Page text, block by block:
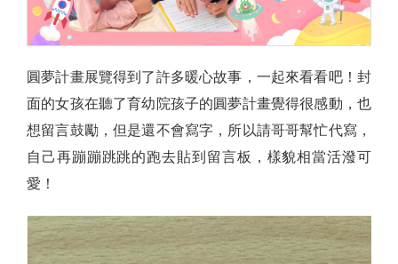
圓夢計畫展覽得到了許多暖心故事，一起來看看吧！封
面的女孩在聽了育幼院孩子的圓夢計畫覺得很感動，也
想留言鼓勵，但是還不會寫字，所以請哥哥幫忙代寫，
自己再蹦蹦跳跳的跑去貼到留言板，樣貌相當活潑可
愛！